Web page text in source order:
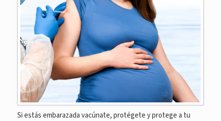
Si estás embarazada vacúnate, protégete y protege a tu